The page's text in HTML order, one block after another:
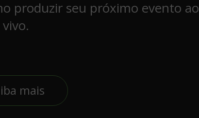
produzir seu próximo evento ao
vivo.
mais